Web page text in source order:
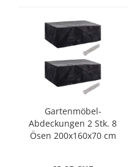
Gartenmöbel-
Abdeckungen 2 Stk. 8
Ösen 200x160x70 cm